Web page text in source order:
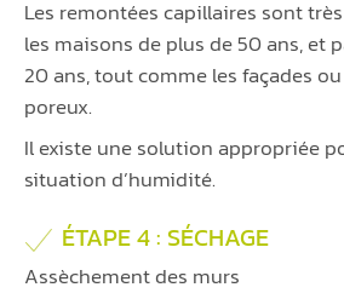
Les remontées capillaires sont
les maisons de plus de 50 ans, et
20 ans, tout comme les façades
poreux.
Il existe une solution appropriée
situation d’humidité.
ÉTAPE 4 : SÉCHAGE
Assèchement des murs